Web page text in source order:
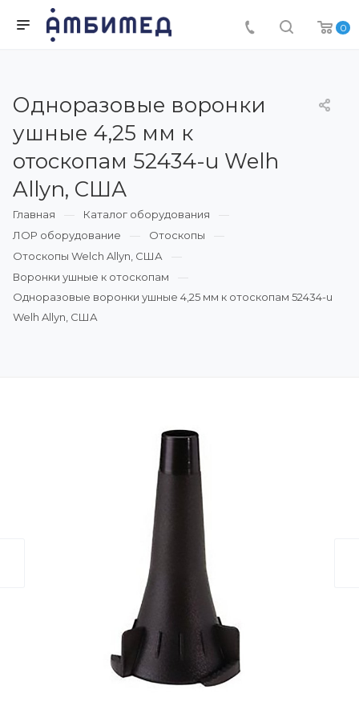
0
Одноразовые воронки
ушные 4,25 мм к
отоскопам 52434-u Welh
Allyn, США
Главная
Каталог оборудования
ЛОР оборудование
Отоскопы
Отоскопы Welch Allyn, США
Воронки ушные к отоскопам
Одноразовые воронки ушные 4,25 мм к отоскопам 52434-u
Welh Allyn, США